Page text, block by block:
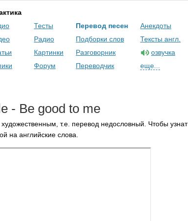
Тесты
Радио
Картинки
Форум
Перевод песен
Подборки слов
Разговорник
Переводчик
Анекдоты
Тексты англ.
озвучка
еще...
- Be good to me
т.е. перевод недословный. Чтобы
на английские слова.